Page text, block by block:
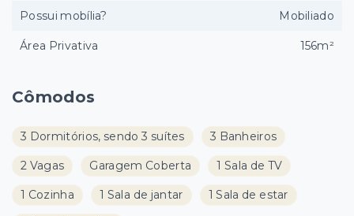
Cômodos
3 Dormitórios, sendo 3 suítes 3 Banheiros
2 Vagas Garagem Coberta 1 Sala de TV
1 Cozinha 1 Sala de jantar 1 Sala de estar
Possui mobília? Mobiliado
Área Privativa 156m²